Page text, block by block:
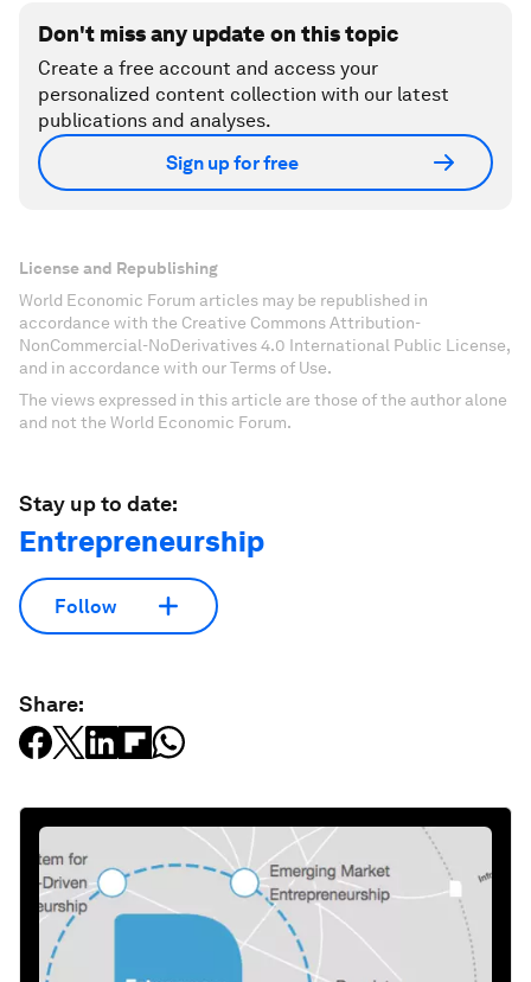
Don't miss any update on this topic
Create a free account and access your
personalized content collection with our latest
publications and analyses.
Sign up for free
License and Republishing
World Economic Forum articles may be republished in
accordance with the Creative Commons Attribution-
NonCommercial-NoDerivatives 4.0 International Public License,
and in accordance with our Terms of Use.
The views expressed in this article are those of the author alone
and not the World Economic Forum.
Stay up to date:
Entrepreneurship
Follow
Share: